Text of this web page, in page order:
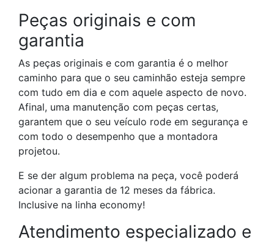
Peças originais e com
garantia
As peças originais e com garantia é o melhor
caminho para que o seu caminhão esteja sempre
com tudo em dia e com aquele aspecto de novo.
Afinal, uma manutenção com peças certas,
garantem que o seu veículo rode em segurança e
com todo o desempenho que a montadora
projetou.
E se der algum problema na peça, você poderá
acionar a garantia de 12 meses da fábrica.
Inclusive na linha economy!
Atendimento especializado e